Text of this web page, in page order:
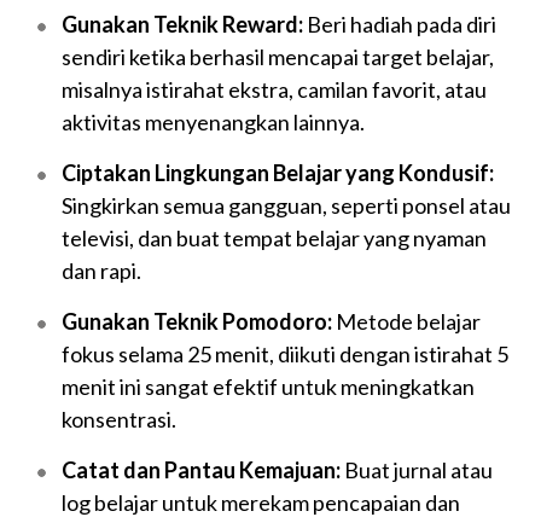
Gunakan Teknik Reward: Beri hadiah pada diri
sendiri ketika berhasil mencapai target belajar,
misalnya istirahat ekstra, camilan favorit, atau
aktivitas menyenangkan lainnya.
Ciptakan Lingkungan Belajar yang Kondusif:
Singkirkan semua gangguan, seperti ponsel atau
televisi, dan buat tempat belajar yang nyaman
dan rapi.
Gunakan Teknik Pomodoro: Metode belajar
fokus selama 25 menit, diikuti dengan istirahat 5
menit ini sangat efektif untuk meningkatkan
konsentrasi.
Catat dan Pantau Kemajuan: Buat jurnal atau
log belajar untuk merekam pencapaian dan